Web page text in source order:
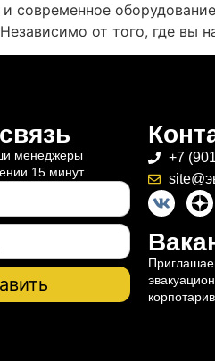
от того, где вы
менеджеры
15 минут
+7